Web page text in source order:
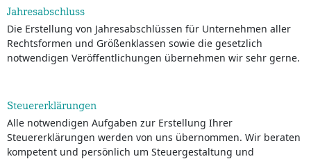
Jahresabschluss
Die Erstellung von Jahresabschlüssen für Unternehmen aller
Rechtsformen und Größenklassen sowie die gesetzlich
notwendigen Veröffentlichungen übernehmen wir sehr gerne.
Steuererklärungen
Alle notwendigen Aufgaben zur Erstellung Ihrer
Steuererklärungen werden von uns übernommen. Wir beraten
kompetent und persönlich um Steuergestaltung und